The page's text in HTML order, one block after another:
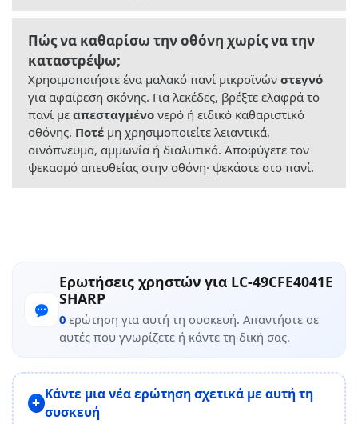
Πώς να καθαρίσω την οθόνη χωρίς να την
καταστρέψω;
Χρησιμοποιήστε ένα μαλακό πανί μικροϊνών στεγνό
για αφαίρεση σκόνης. Για λεκέδες, βρέξτε ελαφρά το
πανί με απεσταγμένο νερό ή ειδικό καθαριστικό
οθόνης. Ποτέ μη χρησιμοποιείτε λειαντικά,
οινόπνευμα, αμμωνία ή διαλυτικά. Αποφύγετε τον
ψεκασμό απευθείας στην οθόνη· ψεκάστε στο πανί.
Ερωτήσεις χρηστών για LC-49CFE4041E
SHARP
0 ερώτηση για αυτή τη συσκευή. Απαντήστε σε
αυτές που γνωρίζετε ή κάντε τη δική σας.
Κάντε μια νέα ερώτηση σχετικά με αυτή τη
συσκευή